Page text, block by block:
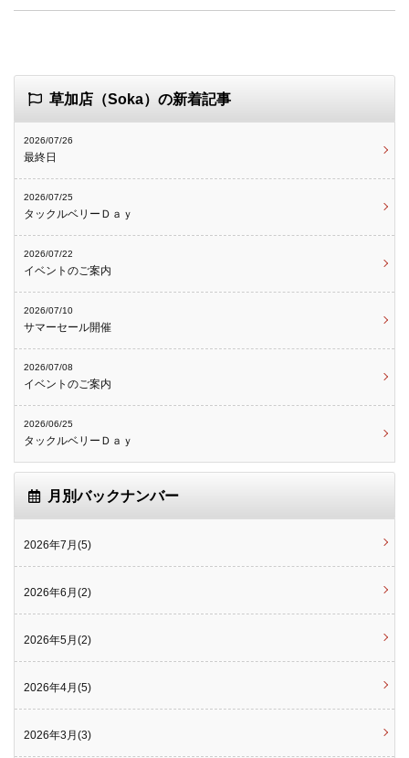
草加店（Soka）の新着記事
2026/07/26
最終日
2026/07/25
タックルベリーＤａｙ
2026/07/22
イベントのご案内
2026/07/10
サマーセール開催
2026/07/08
イベントのご案内
2026/06/25
タックルベリーＤａｙ
月別バックナンバー
2026年7月(5)
2026年6月(2)
2026年5月(2)
2026年4月(5)
2026年3月(3)